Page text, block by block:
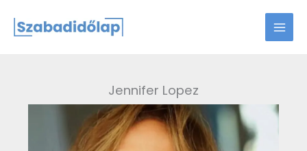
content
Jennifer Lopez